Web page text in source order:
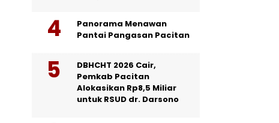
Panorama Menawan
Pantai Pangasan Pacitan
DBHCHT 2026 Cair,
Pemkab Pacitan
Alokasikan Rp8,5 Miliar
untuk RSUD dr. Darsono